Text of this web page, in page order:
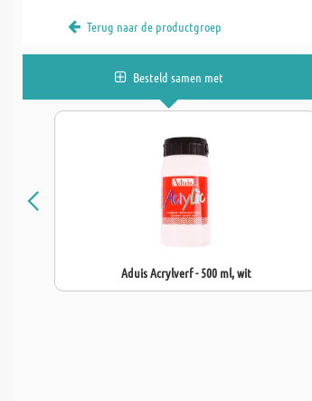
Terug naar de productgroep
Besteld samen met
Aduis Acrylverf - 500 ml, wit